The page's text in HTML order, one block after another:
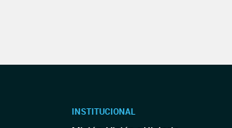
INSTITUCIONAL